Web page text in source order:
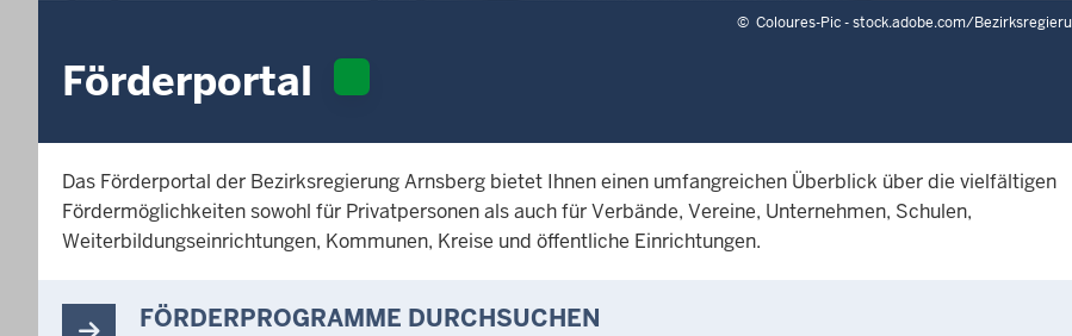
© Coloures-Pic - stock.adobe.com/
Förderportal
Das Förderportal der Bezirksregierung Arnsberg bietet Ihnen einen umfangreichen Überblick über die vielfältigen
Fördermöglichkeiten sowohl für Privatpersonen als auch für Verbände, Vereine, Unternehmen, Schulen,
Weiterbildungseinrichtungen, Kommunen, Kreise und öffentliche Einrichtungen.
FÖRDERPROGRAMME DURCHSUCHEN